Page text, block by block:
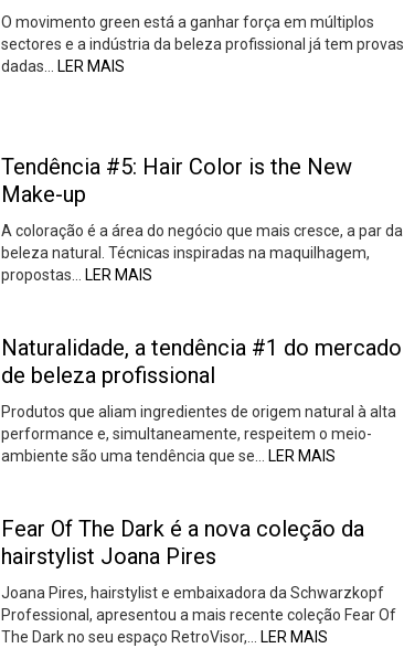
O movimento green está a ganhar força em múltiplos
sectores e a indústria da beleza profissional já tem provas
dadas…
LER MAIS
Tendência #5: Hair Color is the New
Make-up
A coloração é a área do negócio que mais cresce, a par da
beleza natural. Técnicas inspiradas na maquilhagem,
propostas…
LER MAIS
Naturalidade, a tendência #1 do mercado
de beleza profissional
Produtos que aliam ingredientes de origem natural à alta
performance e, simultaneamente, respeitem o meio-
ambiente são uma tendência que se…
LER MAIS
Fear Of The Dark é a nova coleção da
hairstylist Joana Pires
Joana Pires, hairstylist e embaixadora da Schwarzkopf
Professional, apresentou a mais recente coleção Fear Of
The Dark no seu espaço RetroVisor,…
LER MAIS